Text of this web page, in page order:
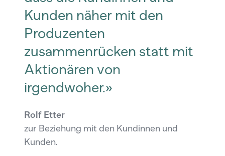
Kunden näher mit den
Produzenten
zusammenrücken statt mit
Aktionären von
irgendwoher.»
Rolf Etter
zur Beziehung mit den Kundinnen und
Kunden.